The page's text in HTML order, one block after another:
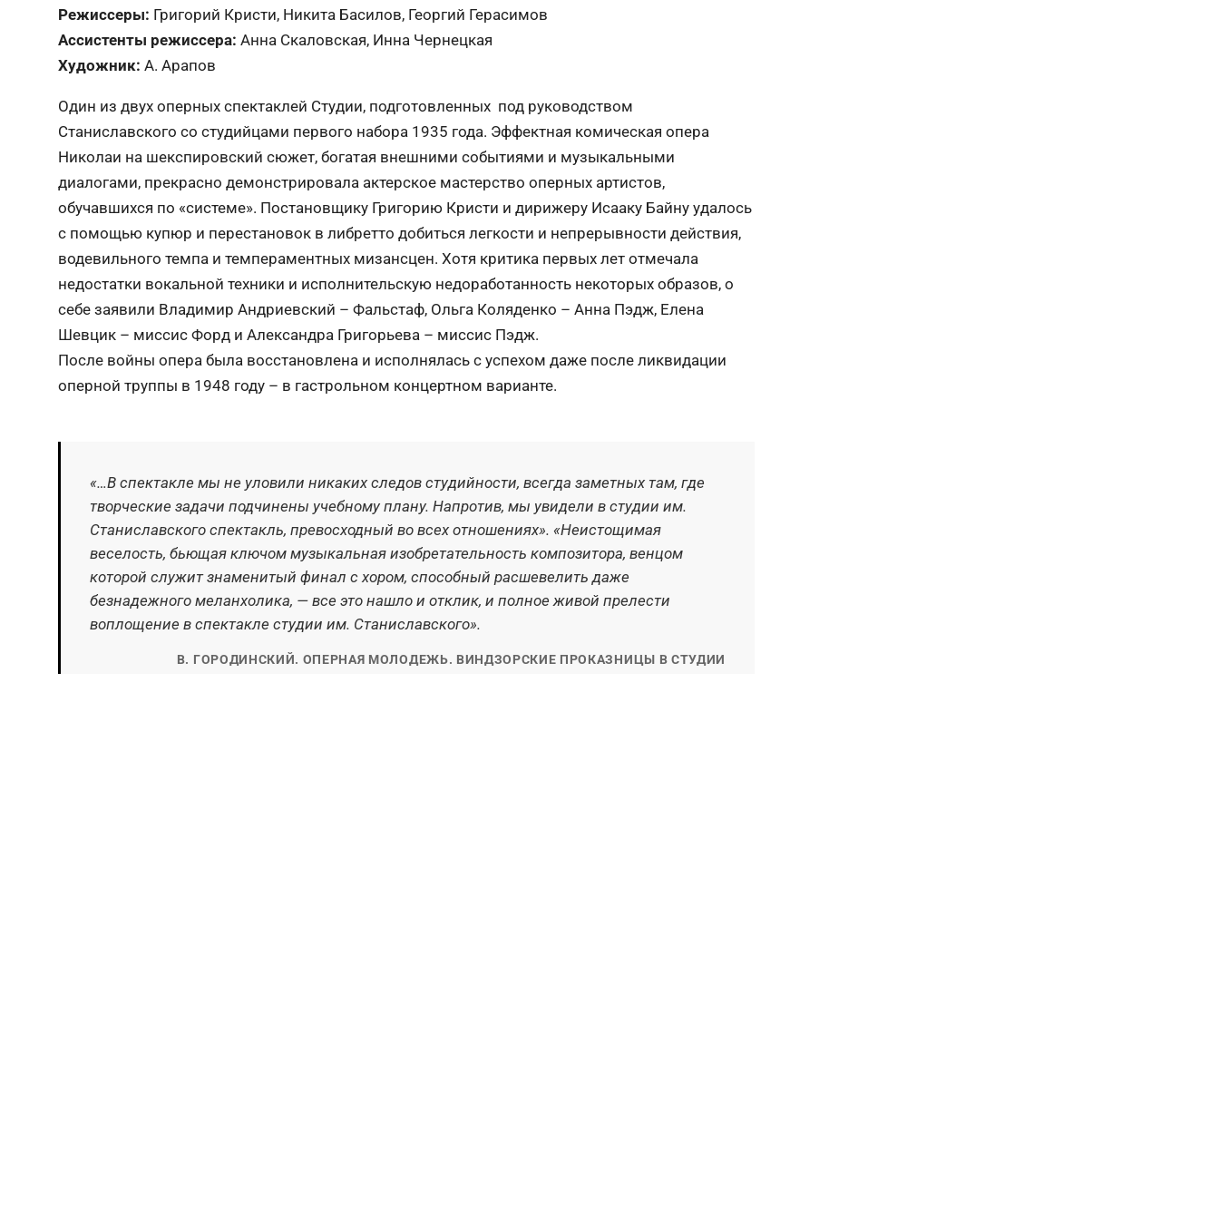
Режиссеры: Григорий Кристи, Никита Басилов, Георгий Герасимов
Ассистенты режиссера: Анна Скаловская, Инна Чернецкая
Художник: А. Арапов
Один из двух оперных спектаклей Студии, подготовленных под руководством
Станиславского со студийцами первого набора 1935 года. Эффектная комическая опера
Николаи на шекспировский сюжет, богатая внешними событиями и музыкальными
диалогами, прекрасно демонстрировала актерское мастерство оперных артистов,
обучавшихся по «системе». Постановщику Григорию Кристи и дирижеру Исааку Байну удалось
с помощью купюр и перестановок в либретто добиться легкости и непрерывности действия,
водевильного темпа и темпераментных мизансцен. Хотя критика первых лет отмечала
недостатки вокальной техники и исполнительскую недоработанность некоторых образов, о
себе заявили Владимир Андриевский – Фальстаф, Ольга Коляденко – Анна Пэдж, Елена
Шевцик – миссис Форд и Александра Григорьева – миссис Пэдж.
После войны опера была восстановлена и исполнялась с успехом даже после ликвидации
оперной труппы в 1948 году – в гастрольном концертном варианте.
«…В спектакле мы не уловили никаких следов студийности, всегда заметных там, где
творческие задачи подчинены учебному плану. Напротив, мы увидели в студии им.
Станиславского спектакль, превосходный во всех отношениях». «Неистощимая
веселость, бьющая ключом музыкальная изобретательность композитора, венцом
которой служит знаменитый финал с хором, способный расшевелить даже
безнадежного меланхолика, — все это нашло и отклик, и полное живой прелести
воплощение в спектакле студии им. Станиславского».
В. ГОРОДИНСКИЙ. ОПЕРНАЯ МОЛОДЕЖЬ. ВИНДЗОРСКИЕ ПРОКАЗНИЦЫ В СТУДИИ